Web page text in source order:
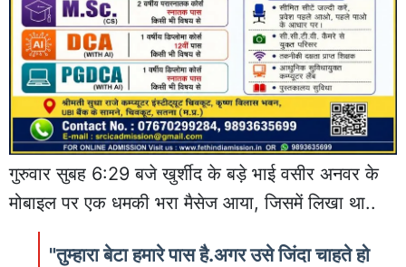
गुरुवार सुबह 6:29 बजे खुर्शीद के बड़े भाई वसीर अनवर के
मोबाइल पर एक धमकी भरा मैसेज आया, जिसमें लिखा था..
"तुम्हारा बेटा हमारे पास है.अगर उसे जिंदा चाहते हो